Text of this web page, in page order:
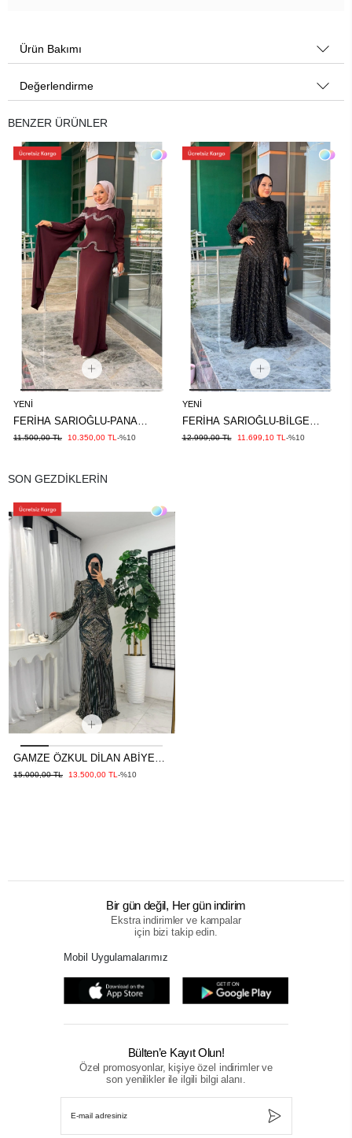
Ürün Bakımı
Değerlendirme
BENZER ÜRÜNLER
YENI
FERİHA SARIOĞLU-PANA
ABİYE BORDO
11.500,00 TL 10.350,00 TL -%10
YENI
FERİHA SARIOĞLU-BİLGE
ABİYE SİYAH
12.999,00 TL 11.699,10 TL -%10
SON GEZDİKLERİN
GAMZE ÖZKUL DİLAN ABİYE
YEŞİL
15.000,00 TL 13.500,00 TL -%10
Bir gün değil, Her gün indirim
Ekstra indirimler ve kampalar
için bizi takip edin.
Mobil Uygulamalarımız
Bülten’e Kayıt Olun!
Özel promosyonlar, kişiye özel indirimler ve
son yenilikler ile ilgili bilgi alanı.